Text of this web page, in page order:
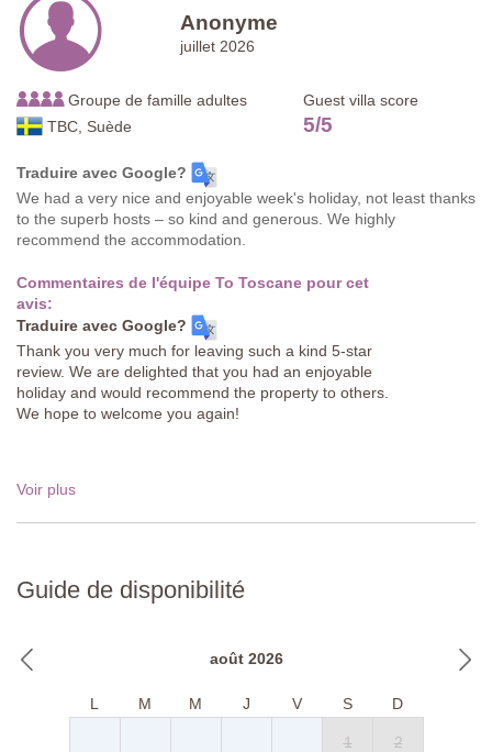
Anonyme
juillet 2026
Groupe de famille adultes
TBC, Suède
Guest villa score
5/5
Traduire avec Google?
We had a very nice and enjoyable week's holiday, not least thanks
to the superb hosts – so kind and generous. We highly
recommend the accommodation.
Commentaires de l'équipe To Toscane pour cet
avis:
Traduire avec Google?
Thank you very much for leaving such a kind 5-star
review. We are delighted that you had an enjoyable
holiday and would recommend the property to others.
We hope to welcome you again!
Voir plus
Guide de disponibilité
août 2026
L M M J V S D
1 2